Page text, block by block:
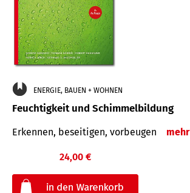
ENERGIE, BAUEN + WOHNEN
Feuchtigkeit und Schimmelbildung
Erkennen, beseitigen, vorbeugen mehr
24,00 €